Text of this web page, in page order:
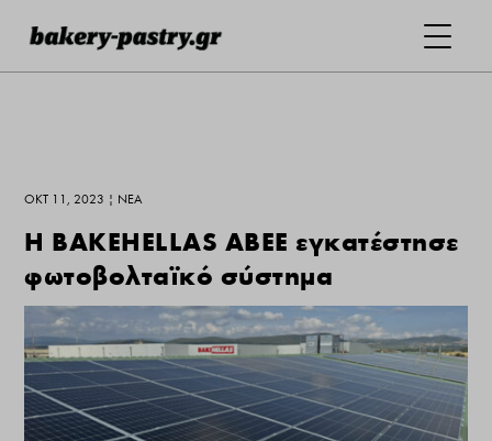
ΟΚΤ 11, 2023 | ΝΕΑ
Η BAKEHELLAS ABEE εγκατέστησε
φωτοβολταϊκό σύστημα